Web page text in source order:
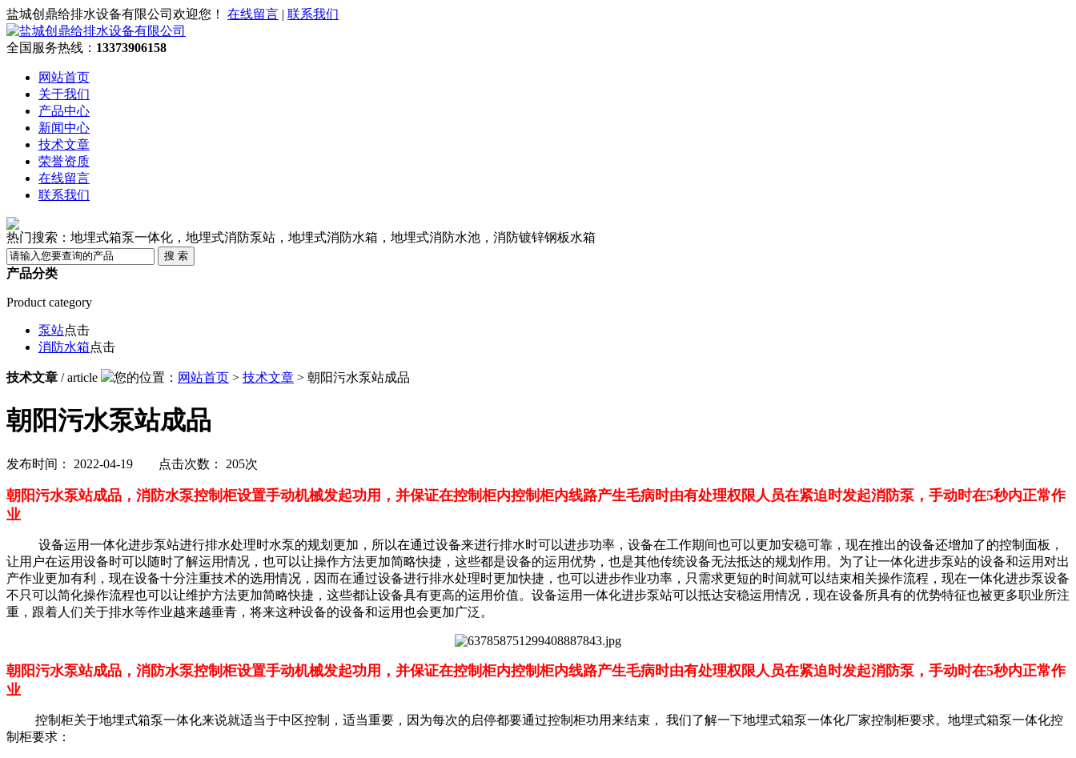
盐城创鼎给排水设备有限公司欢迎您！ 在线留言 | 联系我们
全国服务热线： 13373906158
网站首页
关于我们
产品中心
新闻中心
技术文章
荣誉资质
在线留言
联系我们
热门搜索：地埋式箱泵一体化，地埋式消防泵站，地埋式消防水箱，地埋式消防水池，消防镀锌钢板水箱
产品分类
Product category
泵站点击
消防水箱点击
技术文章 / article 您的位置： 网站首页 > 技术文章 > 朝阳污水泵站成品
朝阳污水泵站成品
发布时间： 2022-04-19 点击次数： 205次
朝阳污水泵站成品，消防水泵控制柜设置手动机械发起功用，并保证在控制柜内控制柜内线路产生毛病时由有处理权限人员在紧迫时发起消防泵，手动时在5秒内正常作
业
设备运用一体化进步泵站进行排水处理时水泵的规划更加，所以在通过设备来进行排水时可以进步功率，设备在工作期间也可以更加安稳可靠，现在推出的设备还增加了的控制面板，
让用户在运用设备时可以随时了解运用情况，也可以让操作方法更加简略快捷，这些都是设备的运用优势，也是其他传统设备无法抵达的规划作用。为了让一体化进步泵站的设备和运用对出
产作业更加有利，现在设备十分注重技术的选用情况，因而在通过设备进行排水处理时更加快捷，也可以进步作业功率，只需求更短的时间就可以结束相关操作流程，现在一体化进步泵设备
不只可以简化操作流程也可以让维护方法更加简略快捷，这些都让设备具有更高的运用价值。设备运用一体化进步泵站可以抵达安稳运用情况，现在设备所具有的优势特征也被更多职业所注
重，跟着人们关于排水等作业越来越垂青，将来这种设备的设备和运用也会更加广泛。
朝阳污水泵站成品，消防水泵控制柜设置手动机械发起功用，并保证在控制柜内控制柜内线路产生毛病时由有处理权限人员在紧迫时发起消防泵，手动时在5秒内正常作
业
控制柜关于地埋式箱泵一体化来说就适当于中区控制，适当重要，因为每次的启停都要通过控制柜功用来结束， 我们了解一下地埋式箱泵一体化厂家控制柜要求。地埋式箱泵一体化控
制柜要求：